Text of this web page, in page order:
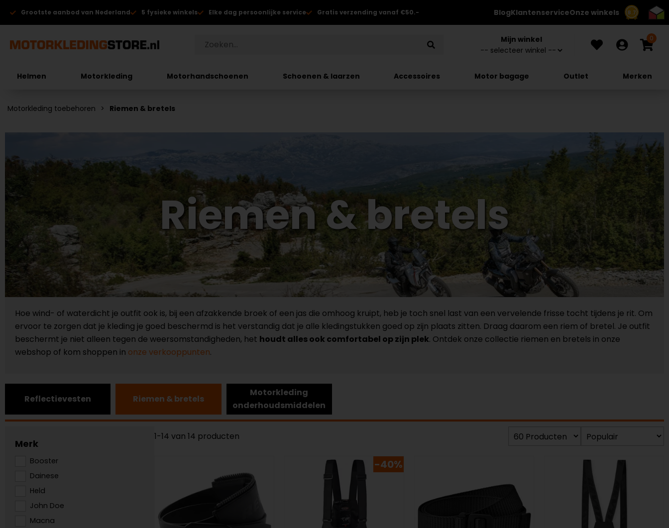
8.7
Grootste aanbod van Nederland 5 fysieke winkels Elke dag persoonlijke service Gratis verzending vanaf €50.- BlogKlantenserviceOnze winkels
Mijn winkel 0
Helmen Motorkleding Motorhandschoenen Schoenen & laarzen Accessoires Motor bagage Outlet Merken
Motorkleding toebehoren Riemen & bretels
Riemen & bretels
Hoe wind- of waterdicht je outfit ook is, bij een afzakkende broek of een jas die omhoog kruipt, heb je toch snel last van een vervelende frisse tocht tijdens je rit. Om
ervoor te zorgen dat je kleding je goed beschermd is het verstandig dat je alle kledingstukken goed op zijn plaats zitten. Draag daarom een riem of bretel. Je outfit
beschermt je niet alleen tegen de weersomstandigheden, het houdt alles ook comfortabel op zijn plek. Ontdek onze collectie riemen en bretels in onze
webshop of kom shoppen in onze verkooppunten.
Reflectievesten Riemen & bretels
Motorkleding
onderhoudsmiddelen
Merk
Booster
Dainese
Held
John Doe
Macna
1-14 van 14 producten
-40%